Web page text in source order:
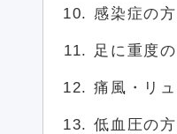
感染症の方
足に重度
痛風・リ
低血圧の